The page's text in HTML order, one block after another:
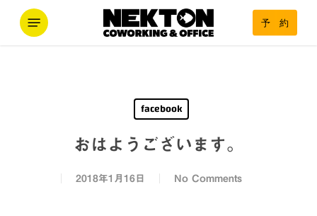
予 約
Menu
facebook
おはようございます。
2018年1月16日 No Comments